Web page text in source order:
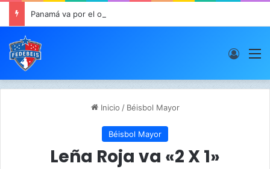
Panamá va por el oro este viernes en JCDC
Inicio / Béisbol Mayor
Béisbol Mayor
Leña Roja va «2 X 1»